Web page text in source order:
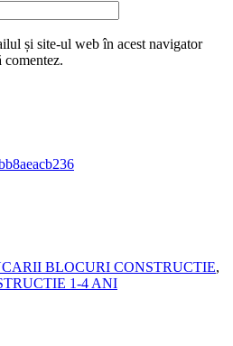
și site-ul web în acest navigator
comentez.
BLOCURI CONSTRUCTIE,
1-4 ANI